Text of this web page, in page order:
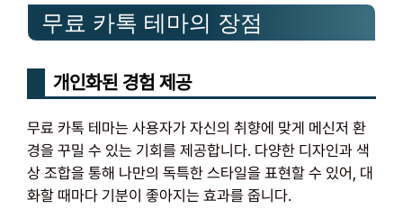
무료 카톡 테마의 장점
개인화된 경험 제공
무료 카톡 테마는 사용자가 자신의 취향에 맞게 메신저 환
경을 꾸밀 수 있는 기회를 제공합니다. 다양한 디자인과 색
상 조합을 통해 나만의 독특한 스타일을 표현할 수 있어, 대
화할 때마다 기분이 좋아지는 효과를 줍니다.